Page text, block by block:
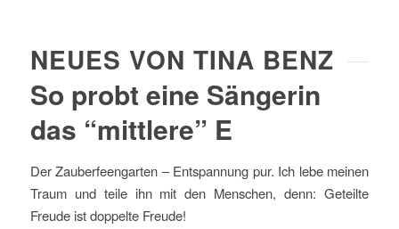
NEUES VON TINA BENZ
So probt eine Sängerin
das “mittlere” E
Der Zauberfeengarten – Entspannung pur. Ich lebe meinen
Traum und teile ihn mit den Menschen, denn: Geteilte
Freude ist doppelte Freude!